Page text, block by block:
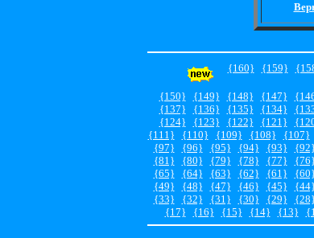
{160} {159}
{150}
{149} {148} {147}
{137}
{136} {135} {134}
{124}
{123} {122} {121}
{111}
{110} {109} {108} {107}
{97}
{96} {95} {94} {93} {92}
{81}
{80} {79} {78} {77} {76}
{65}
{64} {63} {62} {61} {60}
{49}
{48} {47} {46} {45} {44}
{33}
{32} {31} {30} {29} {28}
{17}
{16} {15} {14} {13}